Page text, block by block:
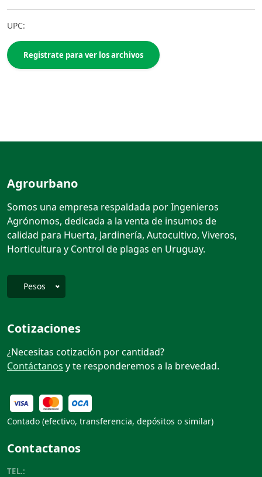
UPC:
Registrate para ver los archivos
Agrourbano
Somos una empresa respaldada por Ingenieros
Agrónomos, dedicada a la venta de insumos de
calidad para Huerta, Jardinería, Autocultivo, Viveros,
Horticultura y Control de plagas en Uruguay.
Pesos
Cotizaciones
¿Necesitas cotización por cantidad?
Contáctanos y te responderemos a la brevedad.
Contado (efectivo, transferencia, depósitos o similar)
Contactanos
TEL.: